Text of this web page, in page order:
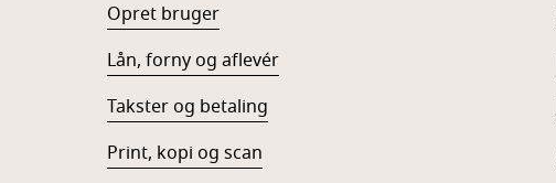
Opret bruger
Lån, forny og aflevér
Takster og betaling
Print, kopi og scan